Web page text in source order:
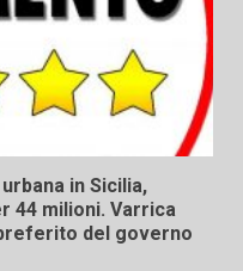
in Sicilia,
44 milioni. Varrica
del governo